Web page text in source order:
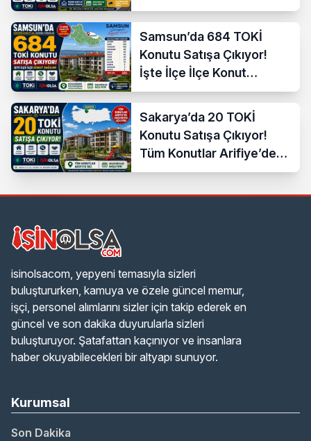
Samsun’da 684 TOKİ
Konutu Satışa Çıkıyor!
İşte İlçe İlçe Konut
Dağılımı
Sakarya’da 20 TOKİ
Konutu Satışa Çıkıyor!
Tüm Konutlar Arifiye’de
Başvuruya Açılıyor
isinolsacom, yepyeni temasıyla sizleri
buluştururken, kamuya ve özele güncel memur,
işçi, personel alımlarını sizler için takip ederek en
güncel ve son dakika duyurularla sizleri
buluşturuyor. Şatafattan kaçınıyor ve insanlara
haber okuyabilecekleri bir altyapı sunuyor.
Kurumsal
Son Dakika